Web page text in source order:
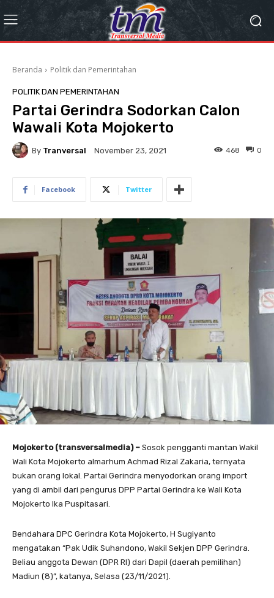
Beranda Politik dan Pemerintahan
POLITIK DAN PEMERINTAHAN
Partai Gerindra Sodorkan Calon
Wawali Kota Mojokerto
By Tranversal November 23, 2021 0
468
Facebook Twitter
Mojokerto (transversalmedia) – Sosok pengganti mantan Wakil
Wali Kota Mojokerto almarhum Achmad Rizal Zakaria, ternyata
bukan orang lokal. Partai Gerindra menyodorkan orang import
yang di ambil dari pengurus DPP Partai Gerindra ke Wali Kota
Mojokerto Ika Puspitasari.
Bendahara DPC Gerindra Kota Mojokerto, H Sugiyanto
mengatakan “Pak Udik Suhandono, Wakil Sekjen DPP Gerindra.
Beliau anggota Dewan (DPR RI) dari Dapil (daerah pemilihan)
Madiun (8)”, katanya, Selasa (23/11/2021).